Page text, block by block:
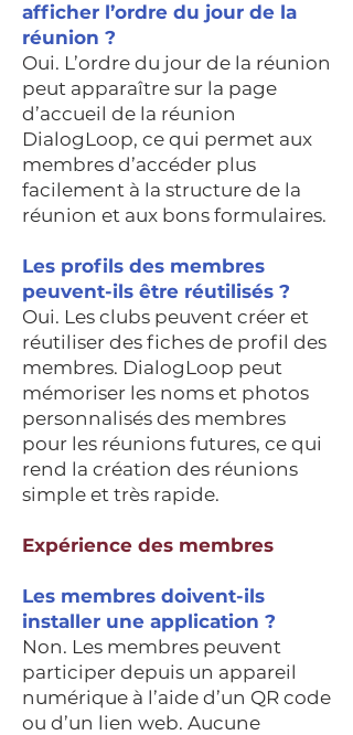
afficher l’ordre du jour de la
réunion ?
Oui. L’ordre du jour de la réunion
peut apparaître sur la page
d’accueil de la réunion
DialogLoop, ce qui permet aux
membres d’accéder plus
facilement à la structure de la
réunion et aux bons formulaires.
Les profils des membres
peuvent-ils être réutilisés ?
Oui. Les clubs peuvent créer et
réutiliser des fiches de profil des
membres. DialogLoop peut
mémoriser les noms et photos
personnalisés des membres
pour les réunions futures, ce qui
rend la création des réunions
simple et très rapide.
Expérience des membres
Les membres doivent-ils
installer une application ?
Non. Les membres peuvent
participer depuis un appareil
numérique à l’aide d’un QR code
ou d’un lien web. Aucune